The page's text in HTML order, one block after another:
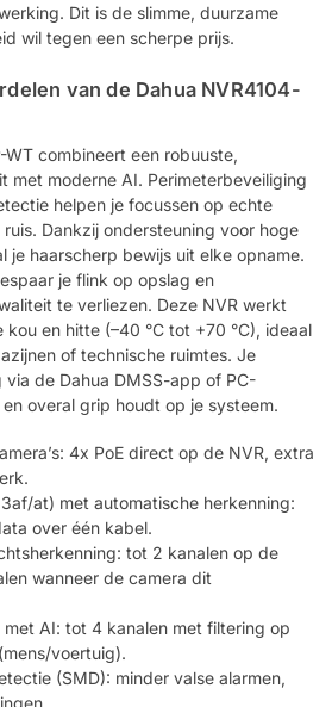
Dit is de slimme, duurzame
wil tegen een scherpe prijs.
van de Dahua NVR4104-
WT combineert een robuuste,
met moderne AI. Perimeterbeveiliging
helpen je focussen op echte
Dankzij ondersteuning voor hoge
je haarscherp bewijs uit elke opname.
je flink op opslag en
te verliezen. Deze NVR werkt
en hitte (–40 °C tot +70 °C), ideaal
of technische ruimtes. Je
de Dahua DMSS-app of PC-
overal grip houdt op je systeem.
4x PoE direct op de NVR, extra
at) met automatische herkenning:
over één kabel.
tot 2 kanalen op de
wanneer de camera dit
AI: tot 4 kanalen met filtering op
voertuig).
(SMD): minder valse alarmen,